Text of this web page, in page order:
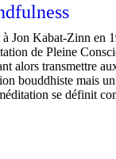
à Jon Kabat-Zinn en
de Pleine
alors transmettre
bouddhiste mais
se définit